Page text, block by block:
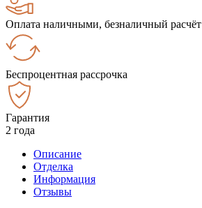
Оплата наличными, безналичный расчёт
Беспроцентная рассрочка
Гарантия
2 года
Описание
Отделка
Информация
Отзывы